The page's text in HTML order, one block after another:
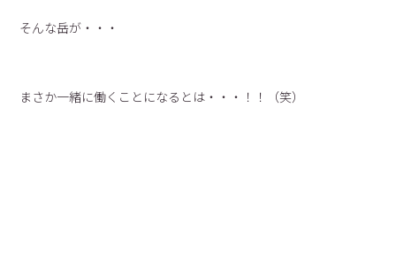
そんな岳が・・・
まさか一緒に働くことになるとは・・・！！（笑）